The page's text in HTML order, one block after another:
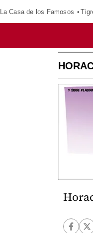
La Casa de los Famosos